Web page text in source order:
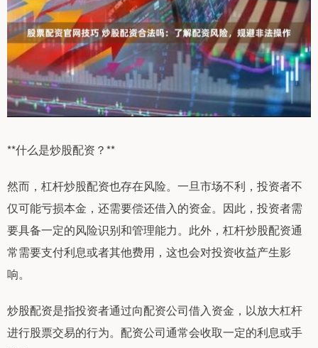
**什么是炒股配资？**
然而，杠杆炒股配资也存在风险。一旦市场不利，投资者不
仅可能亏损本金，还需要偿还借入的资金。因此，投资者需
要具备一定的风险识别和管理能力。此外，杠杆炒股配资通
常需要支付利息或者其他费用，这也会对投资收益产生影
响。
炒股配资是指投资者通过向配资公司借入资金，以放大杠杆
进行股票交易的行为。配资公司通常会收取一定的利息或手